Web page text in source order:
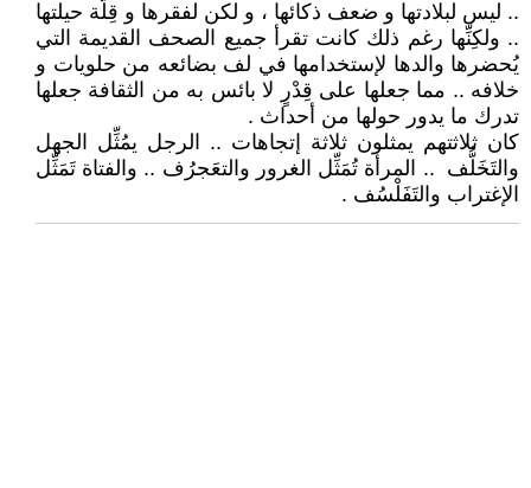
.. ليس لبلادتها و ضعف ذكائها ، و لكن لفقرها و قِلَّة حيلتها
.. ولكِنِّها رغم ذلك كانت تقرأ جميع الصحف القديمة التي
يُحضرها والدها لإستخدامها في لف بضائعه من حلويات و
خلافه .. مما جعلها على قِدْرٍ لا بائس به من الثقافة جعلها
تدرك ما يدور حولها من أحداث .
كان ثلاثتهم يمثلون ثلاثة إتجاهات .. الرجل يمُثِّل الجهل
والتَخَلُّف .. المرأة تُمَثِّل الغرور والتعَجرُف .. والفتاة تَمَثِّل
الإغتراب والتَفَلْسُف .